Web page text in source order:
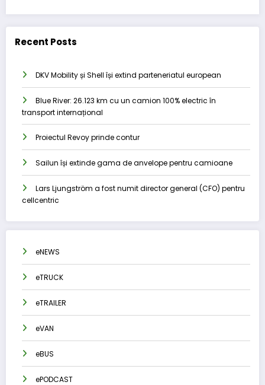
Recent Posts
DKV Mobility și Shell își extind parteneriatul european
Blue River: 26.123 km cu un camion 100% electric în
transport internațional
Proiectul Revoy prinde contur
Sailun își extinde gama de anvelope pentru camioane
Lars Ljungström a fost numit director general (CFO) pentru
cellcentric
eNEWS
eTRUCK
eTRAILER
eVAN
eBUS
ePODCAST